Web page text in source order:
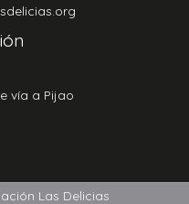
vía a Pijao
Las Delicias